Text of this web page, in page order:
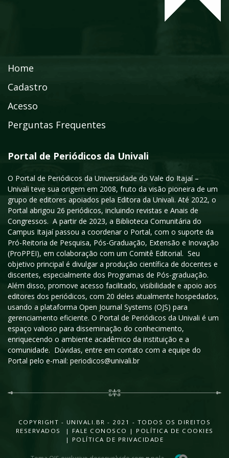
Home
Cadastro
Acesso
Perguntas Frequentes
Portal de Periódicos da Univali
O Portal de Periódicos da Universidade do Vale do Itajaí –
Univali teve sua origem em 2008, fruto da visão pioneira de um
grupo de editores apoiados pela Editora da Univali. Até 2022, o
Portal abrigou 26 periódicos, incluindo revistas e Anais de
Congressos. A partir de 2023, a Biblioteca Comunitária do
Campus Itajaí passou a coordenar o Portal, com o suporte da
Pró-Reitoria de Pesquisa, Pós-Graduação, Extensão e Inovação
(ProPPEI), em colaboração com um Comitê Editorial. Seu
objetivo principal é divulgar a produção científica de docentes e
discentes, especialmente dos Programas de Pós-graduação.
Além disso, promove acesso facilitado, visibilidade e apoio aos
editores dos periódicos, com 20 deles atualmente hospedados,
usando a plataforma Open Journal Systems (OJS) para
gerenciamento eficiente. O Portal de Periódicos da Univali é um
espaço valioso para disseminação do conhecimento,
enriquecendo o ambiente acadêmico da instituição e a
comunidade. Dúvidas, entre em contato com a equipe do
Portal pelo e-mail: periodicos@univali.br
COPYRIGHT - UNIVALI.BR - 2021 - TODOS OS DIREITOS
RESERVADOS |
FALE CONOSCO | POLÍTICA DE COOKIES
| POLÍTICA DE PRIVACIDADE